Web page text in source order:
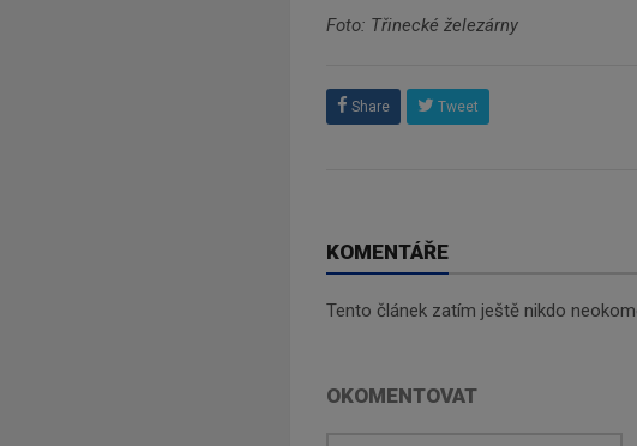
Foto: Třinecké železárny
Share Tweet
KOMENTÁŘE
Tento článek zatím ještě nikdo
OKOMENTOVAT